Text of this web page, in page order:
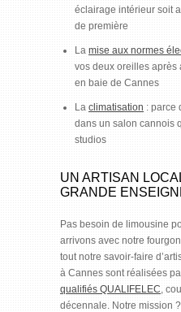
éclairage intérieur soit
de première
La mise aux normes
vos deux oreilles après
en baie de Cannes
La climatisation : parce
dans un salon cannois
studios
UN ARTISAN
GRANDE
Pas besoin de limousine
arrivons avec notre
tout notre savoir-faire
à Cannes sont réalisées
qualifiés QUALIFELEC,
décennale. Notre mission